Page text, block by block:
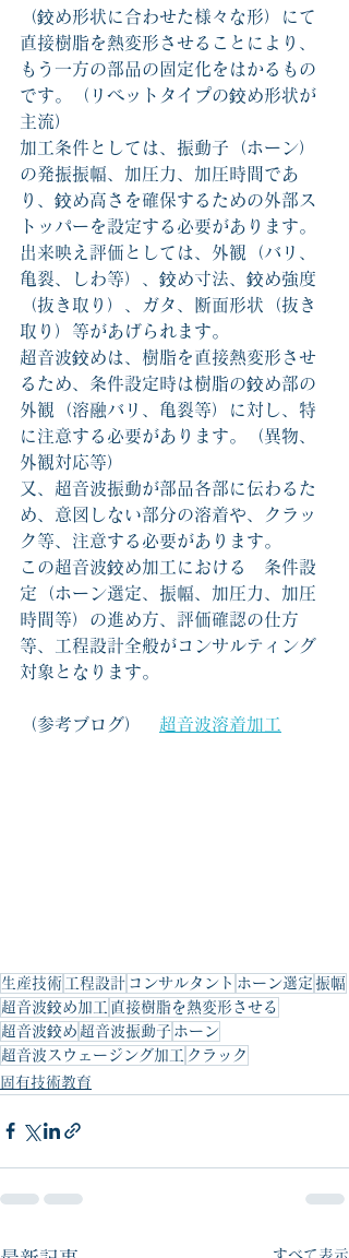
（鉸め形状に合わせた様々な形）にて
直接樹脂を熱変形させることにより、
もう一方の部品の固定化をはかるもの
です。（リベットタイプの鉸め形状が
主流）
加工条件としては、振動子（ホーン）
の発振振幅、加圧力、加圧時間であ
り、鉸め高さを確保するための外部ス
トッパーを設定する必要があります。
出来映え評価としては、外観（バリ、
亀裂、しわ等）、鉸め寸法、鉸め強度
（抜き取り）、ガタ、断面形状（抜き
取り）等があげられます。
超音波鉸めは、樹脂を直接熱変形させ
るため、条件設定時は樹脂の鉸め部の
外観（溶融バリ、亀裂等）に対し、特
に注意する必要があります。（異物、
外観対応等）
又、超音波振動が部品各部に伝わるた
め、意図しない部分の溶着や、クラッ
ク等、注意する必要があります。
この超音波鉸め加工における　条件設
定（ホーン選定、振幅、加圧力、加圧
時間等）の進め方、評価確認の仕方
等、工程設計全般がコンサルティング
対象となります。
（参考ブログ） 超音波溶着加工
生産技術 工程設計 コンサルタント ホーン選定 振幅
超音波鉸め加工 直接樹脂を熱変形させる
超音波鉸め 超音波振動子 ホーン
超音波スウェージング加工 クラック
固有技術教育
すべて表示